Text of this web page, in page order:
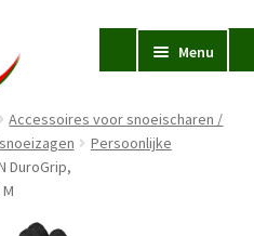
Menu
Accessoires voor snoeischaren /
Persoonlijke
DuroGrip,